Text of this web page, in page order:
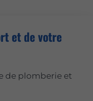
et de votre
de plomberie et